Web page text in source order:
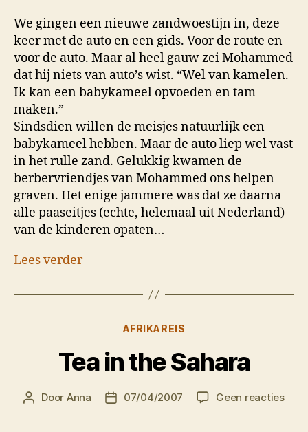
We gingen een nieuwe zandwoestijn in, deze
keer met de auto en een gids. Voor de route en
voor de auto. Maar al heel gauw zei Mohammed
dat hij niets van auto’s wist. “Wel van kamelen.
Ik kan een babykameel opvoeden en tam
maken.”
Sindsdien willen de meisjes natuurlijk een
babykameel hebben. Maar de auto liep wel vast
in het rulle zand. Gelukkig kwamen de
berbervriendjes van Mohammed ons helpen
graven. Het enige jammere was dat ze daarna
alle paaseitjes (echte, helemaal uit Nederland)
van de kinderen opaten…
Lees verder
Categorieën
AFRIKAREIS
Tea in the Sahara
Berichtauteur
Door Anna Berichtdatum
07/04/2007 Geen reactiesop